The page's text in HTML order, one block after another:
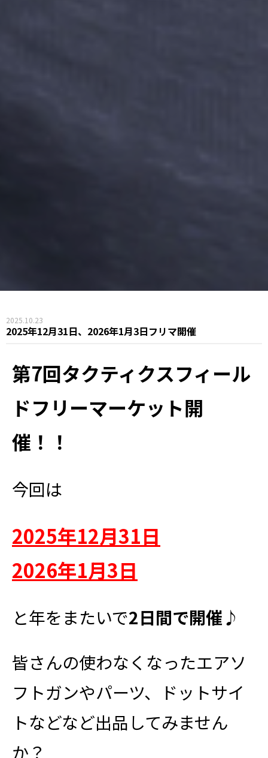
2025.10.23
2025年12月31日、2026年1月3日フリマ開催
第7回タクティクスフィール
ドフリーマーケット開
催！！
今回は
2025年12月31日
2026年1月3日
と年をまたいで2日間で開催♪
皆さんの使わなくなったエアソ
フトガンやパーツ、ドットサイ
トなどなど出品してみません
か？